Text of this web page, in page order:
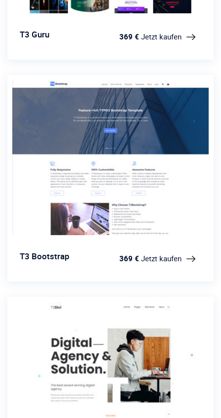
T3 Guru 369 € Jetzt kaufen
T3 Bootstrap 369 € Jetzt kaufen